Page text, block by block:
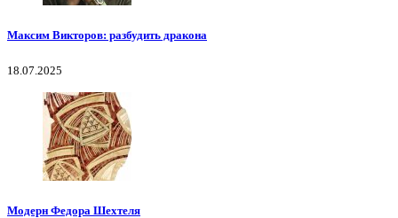
Максим Викторов: разбудить дракона
18.07.2025
Модерн Федора Шехтеля